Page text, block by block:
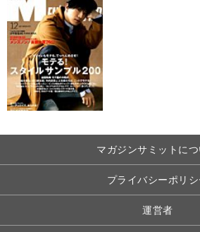
マガジンサミットにつ
プライバシーポリシ
運営者